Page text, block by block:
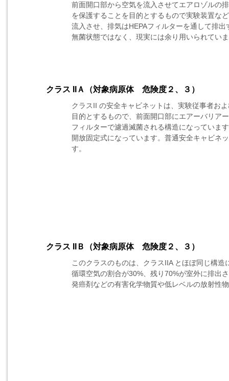
前面開口部から空気を流入させてエアロゾルの
を保護することを目的とするもので実験装置な
流入させ、排気はHEPAフィルターを通して排
無菌状態ではなく、現実には余り用いられてい
クラス IIＡ（対象病原体 危険度２、３）
クラスII の安全キャビネットは、実験従事者お
目的とするもので、前面開口部にエアーバリア
フィルターで濾過滅菌される構造になっていま
開放固定式になっています。普通安全キャビネ
す。
クラス IIＢ（対象病原体 危険度２、３）
このクラスのものは、クラスIIA とほぼ同じ構
循環空気の割合が30%、残り70%が室外に排出
発癌剤などの有害化学物質や低レベルの放射性